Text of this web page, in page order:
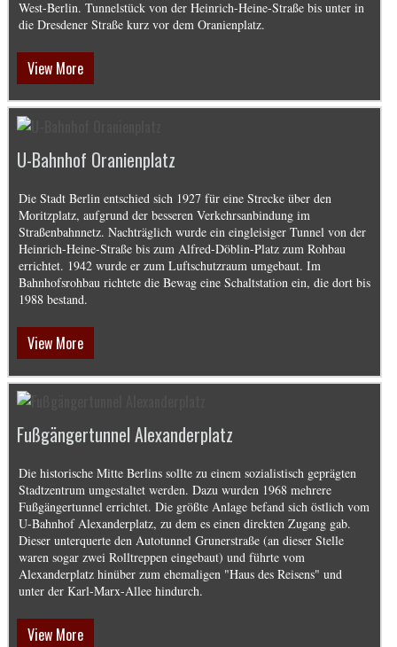
West-Berlin. Tunnelstück von der Heinrich-Heine-Straße bis unter in
die Dresdener Straße kurz vor dem Oranienplatz.
View More
U-Bahnhof Oranienplatz
Die Stadt Berlin entschied sich 1927 für eine Strecke über den
Moritzplatz, aufgrund der besseren Verkehrsanbindung im
Straßenbahnnetz. Nachträglich wurde ein eingleisiger Tunnel von der
Heinrich-Heine-Straße bis zum Alfred-Döblin-Platz zum Rohbau
errichtet. 1942 wurde er zum Luftschutzraum umgebaut. Im
Bahnhofsrohbau richtete die Bewag eine Schaltstation ein, die dort bis
1988 bestand.
View More
Fußgängertunnel Alexanderplatz
Die historische Mitte Berlins sollte zu einem sozialistisch geprägten
Stadtzentrum umgestaltet werden. Dazu wurden 1968 mehrere
Fußgängertunnel errichtet. Die größte Anlage befand sich östlich vom
U-Bahnhof Alexanderplatz, zu dem es einen direkten Zugang gab.
Dieser unterquerte den Autotunnel Grunerstraße (an dieser Stelle
waren sogar zwei Rolltreppen eingebaut) und führte vom
Alexanderplatz hinüber zum ehemaligen "Haus des Reisens" und
unter der Karl-Marx-Allee hindurch.
View More